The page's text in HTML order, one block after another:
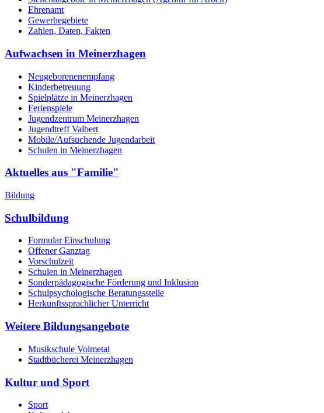
Ehrenamt
Gewerbegebiete
Zahlen, Daten, Fakten
Aufwachsen in Meinerzhagen
Neugeborenenempfang
Kinderbetreuung
Spielplätze in Meinerzhagen
Ferienspiele
Jugendzentrum Meinerzhagen
Jugendtreff Valbert
Mobile/Aufsuchende Jugendarbeit
Schulen in Meinerzhagen
Aktuelles aus "Familie"
Bildung
Schulbildung
Formular Einschulung
Offener Ganztag
Vorschulzeit
Schulen in Meinerzhagen
Sonderpädagogische Förderung und Inklusion
Schulpsychologische Beratungsstelle
Herkunftssprachlicher Unterricht
Weitere Bildungsangebote
Musikschule Volmetal
Stadtbücherei Meinerzhagen
Kultur und Sport
Sport